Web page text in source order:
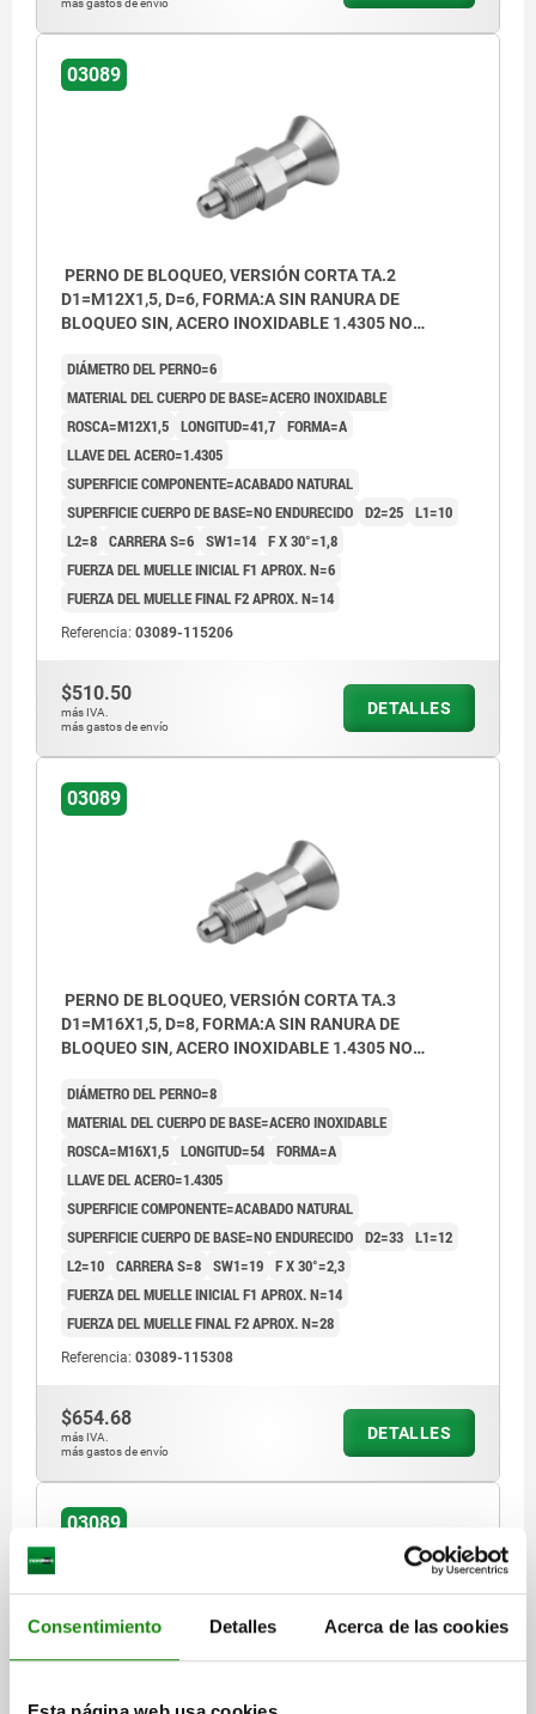
Consentimiento Detalles Acerca de las cookies
más gastos de envío
03089
PERNO DE BLOQUEO, VERSIÓN CORTA TA.2
D1=M12X1,5, D=6, FORMA:A SIN RANURA DE
BLOQUEO SIN, ACERO INOXIDABLE 1.4305 NO
ACABADO NATURAL
DIÁMETRO DEL PERNO=6
MATERIAL DEL CUERPO DE BASE=ACERO INOXIDABLE
ROSCA=M12X1,5 LONGITUD=41,7 FORMA=A
LLAVE DEL ACERO=1.4305
SUPERFICIE COMPONENTE=ACABADO NATURAL
SUPERFICIE CUERPO DE BASE=NO ENDURECIDO D2=25 L1=10
L2=8 CARRERA S=6 SW1=14 F X 30°=1,8
FUERZA DEL MUELLE INICIAL F1 APROX. N=6
FUERZA DEL MUELLE FINAL F2 APROX. N=14
Referencia: 03089-115206
$510.50
más IVA.
más gastos de envío
DETALLES
03089
PERNO DE BLOQUEO, VERSIÓN CORTA TA.3
D1=M16X1,5, D=8, FORMA:A SIN RANURA DE
BLOQUEO SIN, ACERO INOXIDABLE 1.4305 NO
ACABADO NATURAL
DIÁMETRO DEL PERNO=8
MATERIAL DEL CUERPO DE BASE=ACERO INOXIDABLE
ROSCA=M16X1,5 LONGITUD=54 FORMA=A
LLAVE DEL ACERO=1.4305
SUPERFICIE COMPONENTE=ACABADO NATURAL
SUPERFICIE CUERPO DE BASE=NO ENDURECIDO D2=33 L1=12
L2=10 CARRERA S=8 SW1=19 F X 30°=2,3
FUERZA DEL MUELLE INICIAL F1 APROX. N=14
FUERZA DEL MUELLE FINAL F2 APROX. N=28
Referencia: 03089-115308
$654.68
más IVA.
más gastos de envío
DETALLES
03089